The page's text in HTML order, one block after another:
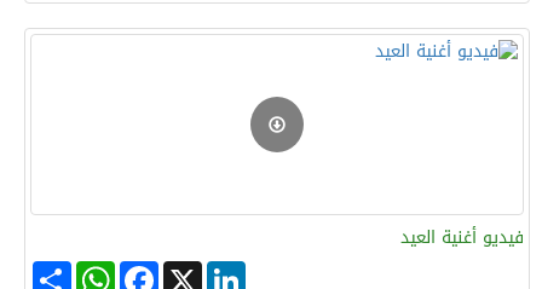
فيديو أغنية العيد
Share
WhatsAppFacebook X
LinkedIn